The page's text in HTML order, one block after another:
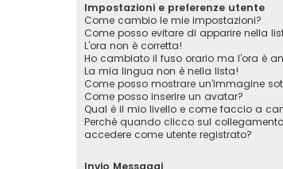
Impostazioni e preferenze utente
Come cambio le mie impostazioni?
Come posso evitare di apparire nella
L’ora non è corretta!
Ho cambiato il fuso orario ma l’ora è
La mia lingua non è nella lista!
Come posso mostrare un’immagine
Come posso inserire un avatar?
Qual è il mio livello e come faccio a
Perché quando clicco sul
accedere come utente registrato?